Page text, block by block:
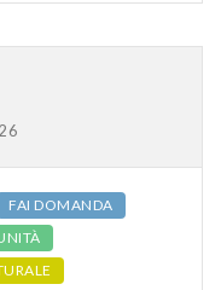
FAI DOMANDA